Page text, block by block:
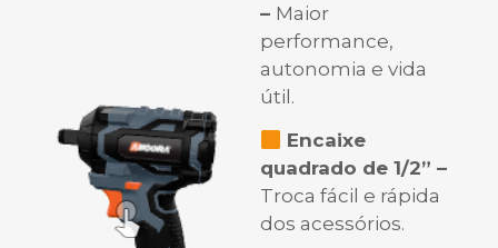
– Maior
performance,
autonomia e vida
útil.
Encaixe
quadrado de 1/2” –
Troca fácil e rápida
dos acessórios.